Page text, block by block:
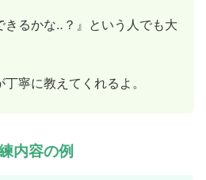
きるかな‥？』という人でも大
寧に教えてくれるよ。
内容の例